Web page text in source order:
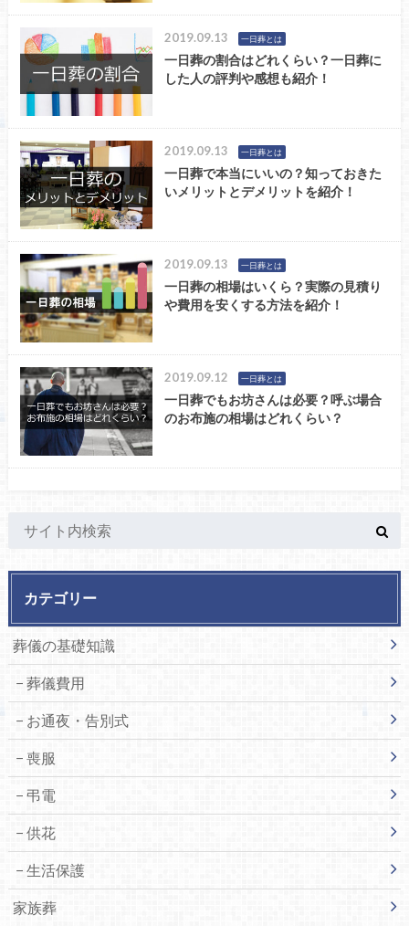
2019.09.13 一日葬とは
一日葬の割合はどれくらい？一日葬に
した人の評判や感想も紹介！
2019.09.13 一日葬とは
一日葬で本当にいいの？知っておきた
いメリットとデメリットを紹介！
2019.09.13 一日葬とは
一日葬の相場はいくら？実際の見積り
や費用を安くする方法を紹介！
2019.09.12 一日葬とは
一日葬でもお坊さんは必要？呼ぶ場合
のお布施の相場はどれくらい？
カテゴリー
葬儀の基礎知識
葬儀費用
お通夜・告別式
喪服
弔電
供花
生活保護
家族葬